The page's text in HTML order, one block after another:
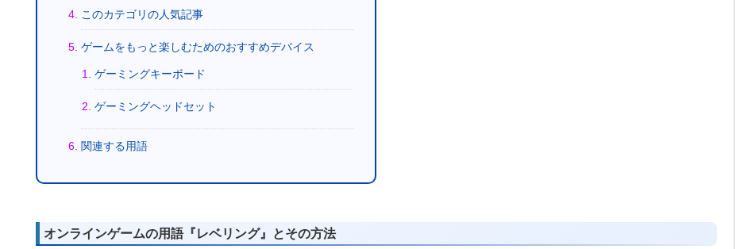
このカテゴリの人気記事
ゲームをもっと楽しむためのおすすめデバイス
ゲーミングキーボード
ゲーミングヘッドセット
関連する用語
オンラインゲームの用語『レベリング』とその方法